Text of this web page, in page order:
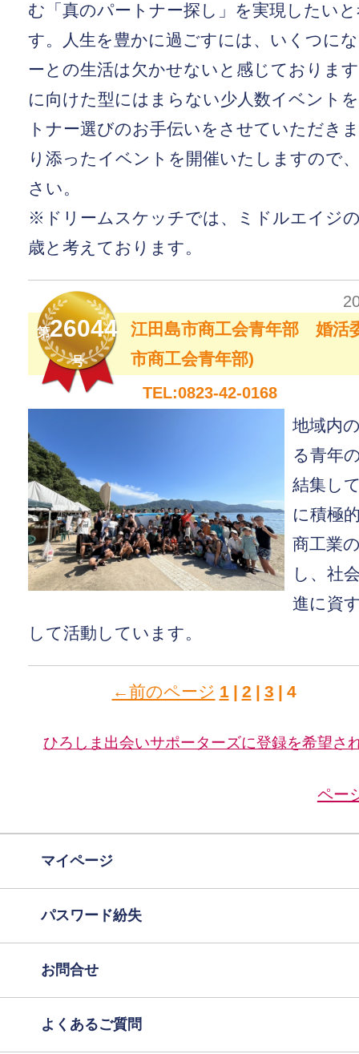
む「真のパートナー探し」を実現したい
す。人生を豊かに過ごすには、いくつに
ーとの生活は欠かせないと感じておりま
に向けた型にはまらない少人数イベント
トナー選びのお手伝いをさせていただき
り添ったイベントを開催いたしますので
さい。
※ドリームスケッチでは、ミドルエイジ
歳と考えております。
第26044
号
江田島市商工会青年部 婚活
市商工会青年部)
TEL:0823-42-0168
地域内
る青年
結集し
に積極
商工業
し、社
進に資
して活動しています。
←前のページ 1 | 2 | 3 | 4
ひろしま出会いサポーターズに登録を希望さ
ペー
マイページ
パスワード紛失
お問合せ
よくあるご質問